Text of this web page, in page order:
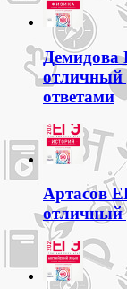
Демидова
отличный
ответами
Артасов
отличный